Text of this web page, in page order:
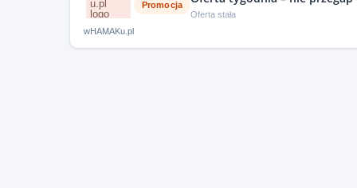
wHAMAKu.pl
Promocja
Oferta stała